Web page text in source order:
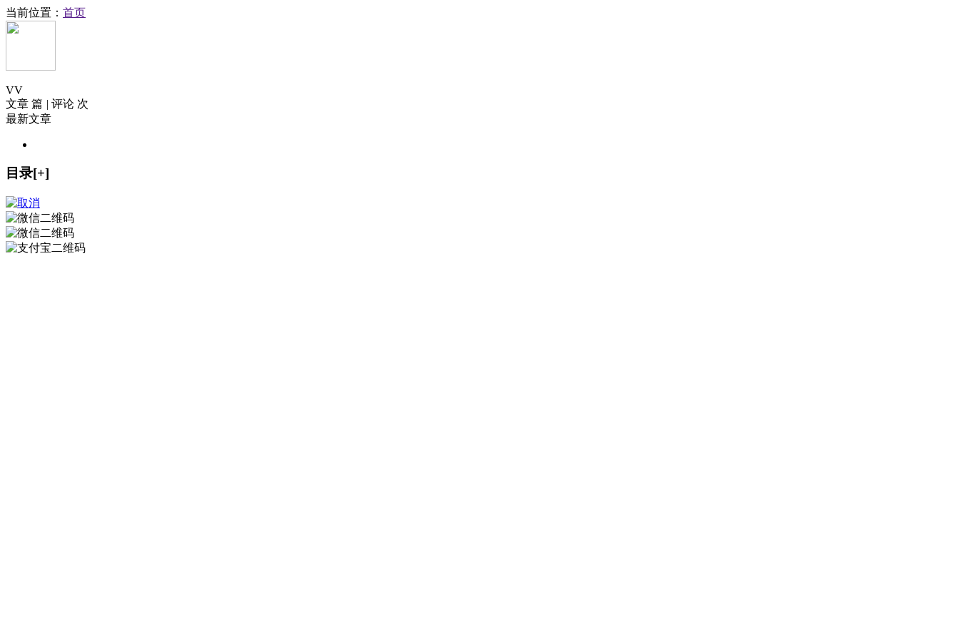
当前位置： 首页
VV
文章 篇 | 评论 次
最新文章
目录[+]